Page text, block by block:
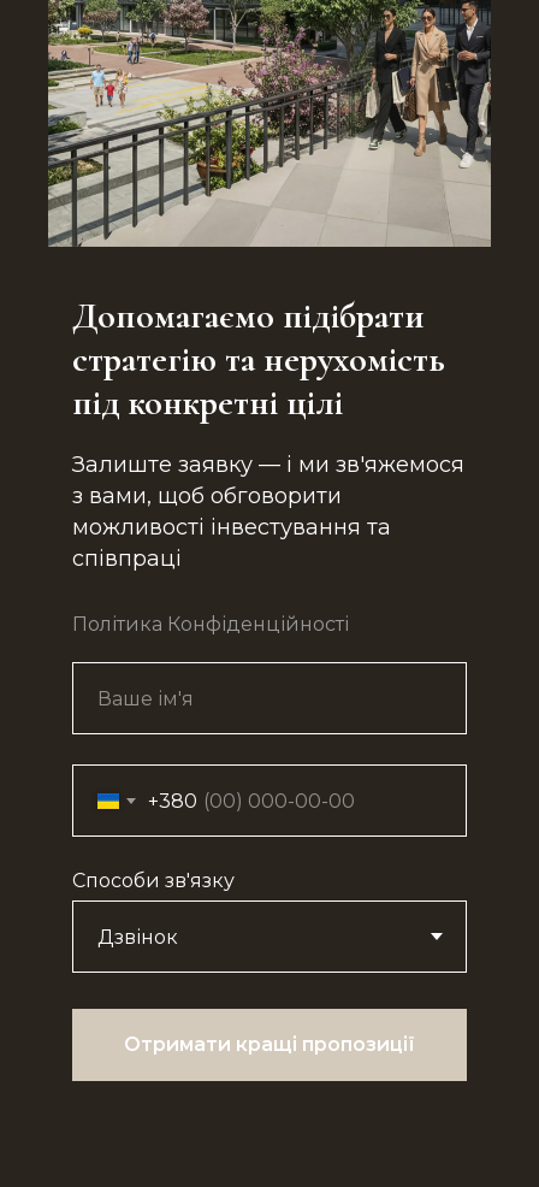
Допомагаємо підібрати
стратегію та нерухомість
під конкретні цілі
Залиште заявку — і ми зв'яжемося
з вами, щоб обговорити
можливості інвестування та
співпраці
Політика Конфіденційності
+380
Способи зв'язку
Отримати кращі пропозиції